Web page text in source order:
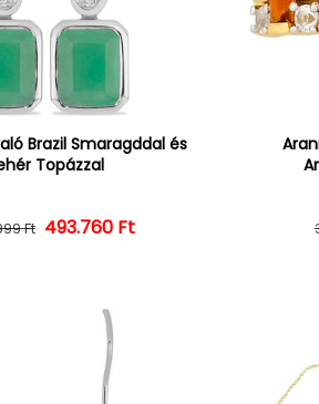
Brazil Smaragddal és
Topázzal
Normál ár
Ft Kedvezményes ár
493.760 Ft